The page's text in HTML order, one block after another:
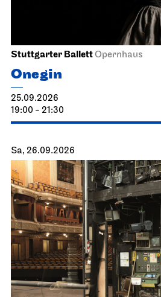
Stuttgarter BallettOpernhaus
Onegin
25.09.2026
19:00 - 21:30
Sa, 26.09.2026